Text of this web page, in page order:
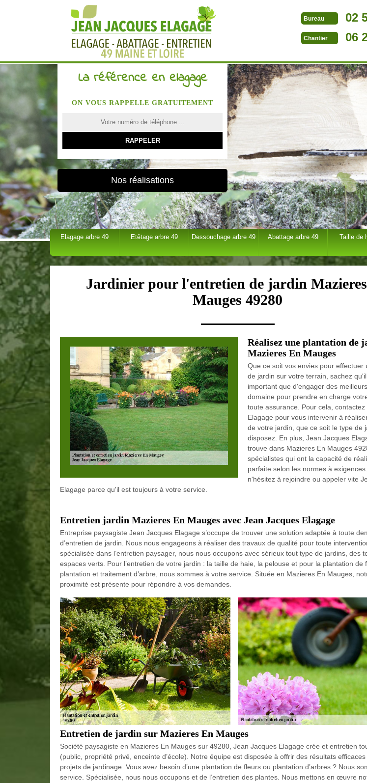
Bureau 02
Chantier 06
La référence en elagage
ON VOUS RAPPELLE GRATUITEMENT
Nos réalisations
Elagage arbre 49 Etêtage arbre 49 Dessouchage arbre 49 Abattage arbre 49 Taille de
Jardinier pour l'entretien de jardin
Mauges 49280
Réalisez une plantation de
Mazieres En Mauges
Que ce soit vos envies pour effectuer
de jardin sur votre terrain, sachez
important que d'engager des
domaine pour prendre en charge
toute assurance. Pour cela,
Elagage pour vous intervenir à
de votre jardin, que ce soit le type de
disposez. En plus, Jean Jacques
trouve dans Mazieres En Mauges
spécialistes qui ont la capacité de
parfaite selon les normes à
n'hésitez à rejoindre ou appeler vite
Elagage parce qu'il est toujours à votre service.
Entretien jardin Mazieres En Mauges avec Jean Jacques Elagage
Entreprise paysagiste Jean Jacques Elagage s’occupe de trouver une solution adaptée à toute
d’entretien de jardin. Nous nous engageons à réaliser des travaux de qualité pour toute
spécialisée dans l’entretien paysager, nous nous occupons avec sérieux tout type de jardins, des
espaces verts. Pour l’entretien de votre jardin : la taille de haie, la pelouse et pour la plantation de
plantation et traitement d’arbre, nous sommes à votre service. Située en Mazieres En Mauges,
proximité est présente pour répondre à vos demandes.
Entretien de jardin sur Mazieres En Mauges
Société paysagiste en Mazieres En Mauges sur 49280, Jean Jacques Elagage crée et entretien
(public, propriété privé, enceinte d’école). Notre équipe est disposée à offrir des résultats
projets de jardinage. Vous avez besoin d’une plantation de fleurs ou plantation d’arbres ? Nous
service. Spécialisée, nous nous occupons et de l’entretien des plantes. Nous mettons en œuvre